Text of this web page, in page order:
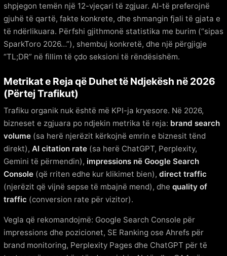
shpjegon temën një 12-vjeçari të zgjuar. AI-të preferojnë
gjuhë të qartë, fakte konkrete, dhe shmangin fjali të gjata e
të ndërlikuara. Përfshi gjithmonë statistika me burim (“sipas
SparkToro 2026…”), shembuj konkretë, dhe një përgjigje
“TL;DR” në fillim të çdo seksioni të rëndësishëm.
Metrikat e Reja që Duhet të Ndjekësh në 2026
(Përtej Trafikut)
Trafiku organik nuk është më KPI-ja kryesore. Në 2026,
bizneset e zgjuara po ndjekin metrika të reja: brand search
volume (sa herë njerëzit kërkojnë emrin e biznesit tënd
direkt), AI citation rate (sa herë ChatGPT, Perplexity,
Gemini të përmendin), impressions në Google Search
Console (që rriten edhe kur klikimet bien), direct traffic
(njerëzit që vijnë sepse të mbajnë mend), dhe quality of
traffic (conversion rate për vizitor).
Vegla që rekomandojmë: Google Search Console për
impressions dhe pozicionet, SE Ranking ose Ahrefs për
brand monitoring, Perplexity Pages dhe ChatGPT për të